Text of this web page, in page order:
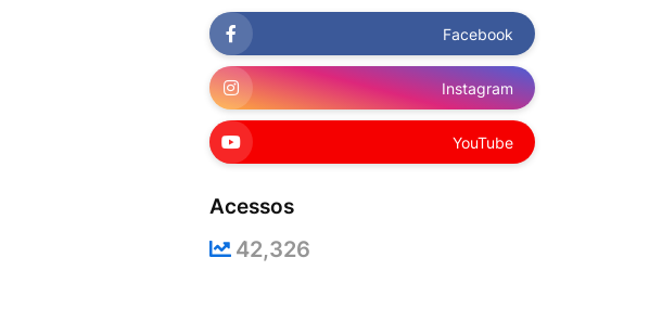
Facebook
Instagram
YouTube
Acessos
42,326